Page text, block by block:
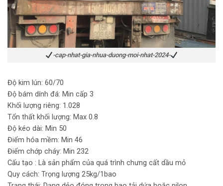
-cap-nhat-gia-nhua-duong-moi-nhat-2024-
Độ kim lún: 60/70
Độ bám dính đá: Min cấp 3
Khối lượng riêng: 1.028
Tổn thất khối lượng: Max 0.8
Độ kéo dài: Min 50
Điểm hóa mềm: Min 46
Điểm chớp cháy: Min 232
Cấu tạo : Là sản phẩm của quá trình chưng cất dầu mỏ
Quy cách: Trọng lượng 25kg/1bao